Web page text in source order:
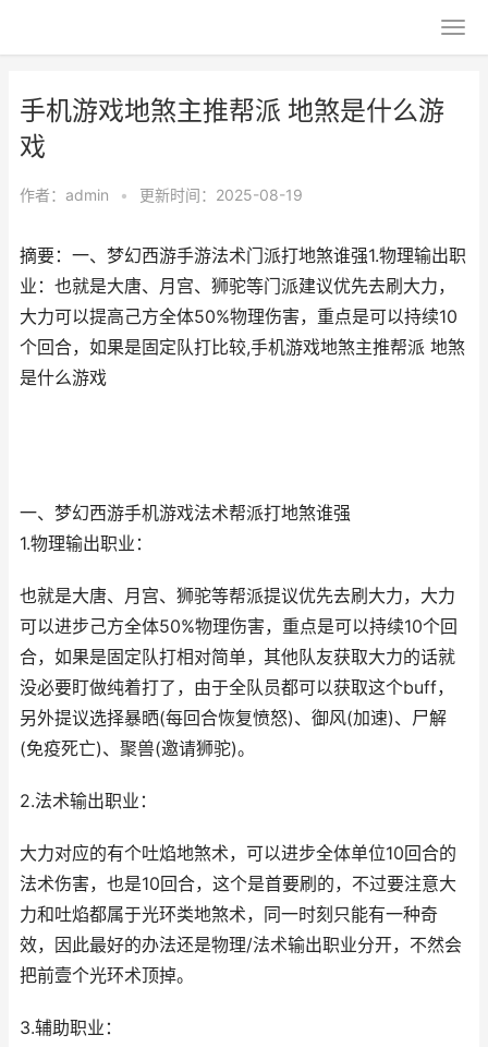
手机游戏地煞主推帮派 地煞是什么游
戏
作者： admin • 更新时间：2025-08-19
摘要：一、梦幻西游手游法术门派打地煞谁强1.物理输出职
业：也就是大唐、月宫、狮驼等门派建议优先去刷大力，
大力可以提高己方全体50%物理伤害，重点是可以持续10
个回合，如果是固定队打比较,手机游戏地煞主推帮派 地煞
是什么游戏
一、梦幻西游手机游戏法术帮派打地煞谁强
1.物理输出职业：
也就是大唐、月宫、狮驼等帮派提议优先去刷大力，大力
可以进步己方全体50%物理伤害，重点是可以持续10个回
合，如果是固定队打相对简单，其他队友获取大力的话就
没必要盯做纯着打了，由于全队员都可以获取这个buff，
另外提议选择暴晒(每回合恢复愤怒)、御风(加速)、尸解
(免疫死亡)、聚兽(邀请狮驼)。
2.法术输出职业：
大力对应的有个吐焰地煞术，可以进步全体单位10回合的
法术伤害，也是10回合，这个是首要刷的，不过要注意大
力和吐焰都属于光环类地煞术，同一时刻只能有一种奇
效，因此最好的办法还是物理/法术输出职业分开，不然会
把前壹个光环术顶掉。
3.辅助职业：